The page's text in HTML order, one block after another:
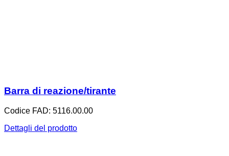
Barra di reazione/tirante
Codice FAD: 5116.00.00
Dettagli del prodotto